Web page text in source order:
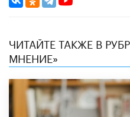
ЧИТАЙТЕ ТАКЖЕ В
МНЕНИЕ»